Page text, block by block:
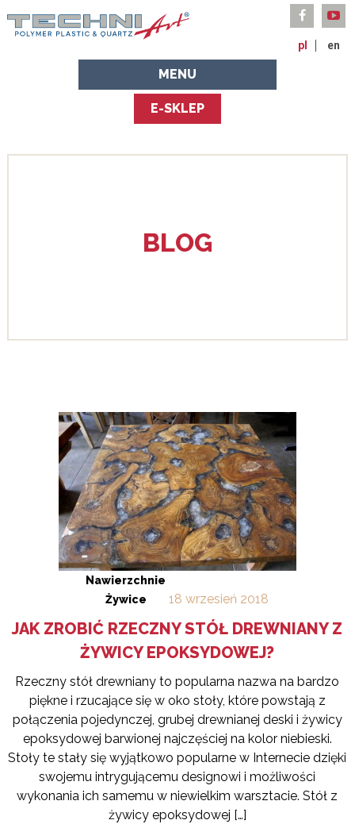
pl en
MENU
E-SKLEP
BLOG
Nawierzchnie
Żywice
18 wrzesień 2018
JAK ZROBIĆ RZECZNY STÓŁ DREWNIANY Z
ŻYWICY EPOKSYDOWEJ?
Rzeczny stół drewniany to popularna nazwa na bardzo
piękne i rzucające się w oko stoły, które powstają z
połączenia pojedynczej, grubej drewnianej deski i żywicy
epoksydowej barwionej najczęściej na kolor niebieski.
Stoły te stały się wyjątkowo popularne w Internecie dzięki
swojemu intrygującemu designowi i możliwości
wykonania ich samemu w niewielkim warsztacie. Stół z
żywicy epoksydowej […]